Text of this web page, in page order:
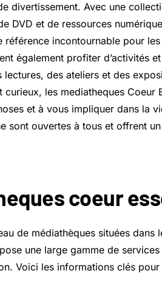
divertissement. Avec une
DVD et de ressources
incontournable pour
également profiter d’activités et
des ateliers et des
les mediatheques Coeur
et à vous impliquer dans la
sont ouvertes à tous et offrent
coeur
de médiathèques situées dans
une large gamme de
Voici les informations clés